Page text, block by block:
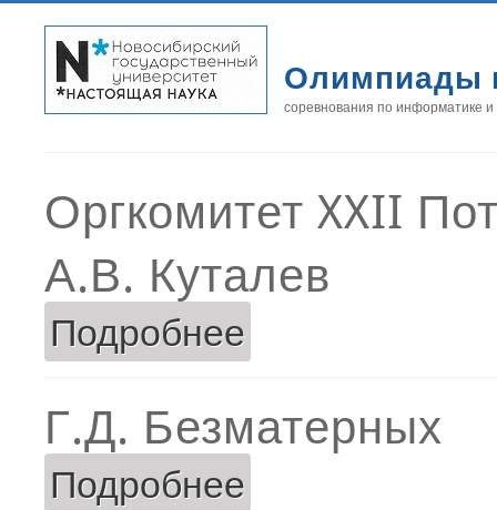
Олимпиады
соревнования по информатике
Оргкомитет XXII
А.В. Куталев
Подробнее
Г.Д. Безматерных
Подробнее